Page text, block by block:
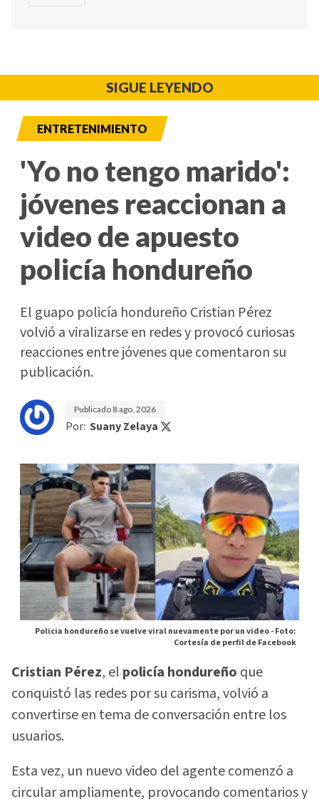
SIGUE LEYENDO
ENTRETENIMIENTO
'Yo no tengo marido':
jóvenes reaccionan a
video de apuesto
policía hondureño
El guapo policía hondureño Cristian Pérez
volvió a viralizarse en redes y provocó curiosas
reacciones entre jóvenes que comentaron su
publicación.
Publicado 8 ago. 2026
Por: Suany Zelaya
Policia hondureño se vuelve viral nuevamente por un video -Foto:
Cortesía de perfil de Facebook
Cristian Pérez, el policía hondureño que
conquistó las redes por su carisma, volvió a
convertirse en tema de conversación entre los
usuarios.
Esta vez, un nuevo video del agente comenzó a
circular ampliamente, provocando comentarios y